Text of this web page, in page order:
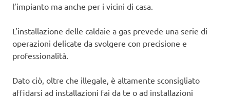
l’impianto ma anche per i vicini di casa.
L’installazione delle caldaie a gas prevede una serie di
operazioni delicate da svolgere con precisione e
professionalità.
Dato ciò, oltre che illegale, è altamente sconsigliato
affidarsi ad installazioni fai da te o ad installazioni